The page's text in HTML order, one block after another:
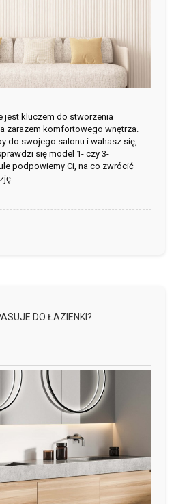
jest kluczem do stworzenia
zarazem komfortowego wnętrza.
do swojego salonu i wahasz się,
się model 1- czy 3-
podpowiemy Ci, na co zwrócić
DO ŁAZIENKI?